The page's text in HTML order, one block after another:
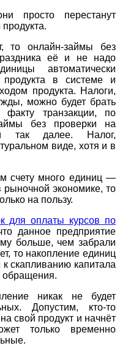
просто перестанут
то онлайн-займы без
её и не надо
автоматически
в системе и
продукта. Налоги,
можно будет брать
транзакции, по
без проверки на
так далее. Налог,
виде, хотя и в
счету много единиц —
экономике, то
на пользу.
для оплаты курсов по
данное предприятие
больше, чем забрали
то накопление единиц
скапливанию капитала
обращения.
никак не будет
Допустим, кто-то
свой продукт и начнёт
только временно